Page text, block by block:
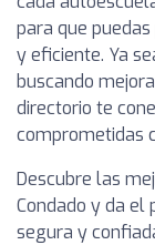
para que
y eficiente. Ya
buscando
directorio te
comprometidas
Descubre las
Condado y da el
segura y